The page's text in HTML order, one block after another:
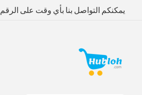
يمكنكم التواصل بنا بأي وقت على الرقم 967778880910 أو على الرقم 967712880920